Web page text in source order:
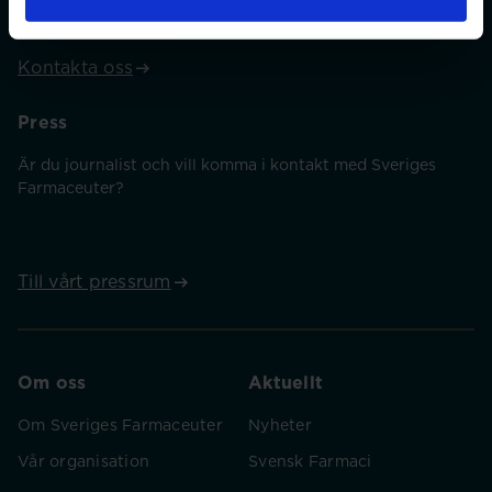
Kontakta oss
Press
Är du journalist och vill komma i kontakt med Sveriges
Farmaceuter?
Till vårt pressrum
Om oss
Om Sveriges Farmaceuter
Vår organisation
Aktuellt
Nyheter
Svensk Farmaci